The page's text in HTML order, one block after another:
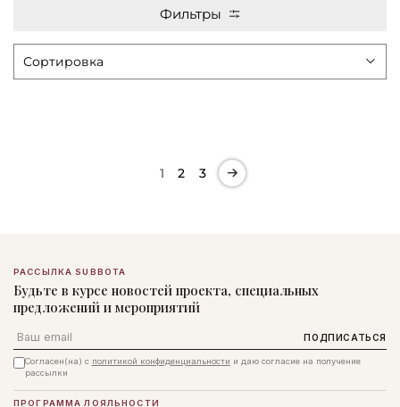
Фильтры
1 2 3
РАССЫЛКА SUBBOTA
Будьте в курсе новостей проекта, специальных
предложений и мероприятий
Email ПОДПИСАТЬСЯ
Согласен(на) с политикой конфиденциальности и даю согласие на получение
рассылки
ПРОГРАММА ЛОЯЛЬНОСТИ